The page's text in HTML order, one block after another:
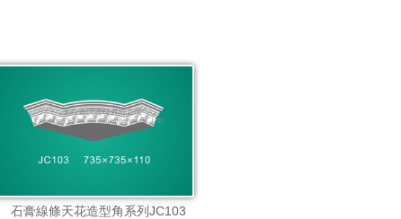
石膏線條天花造型角系列JC103